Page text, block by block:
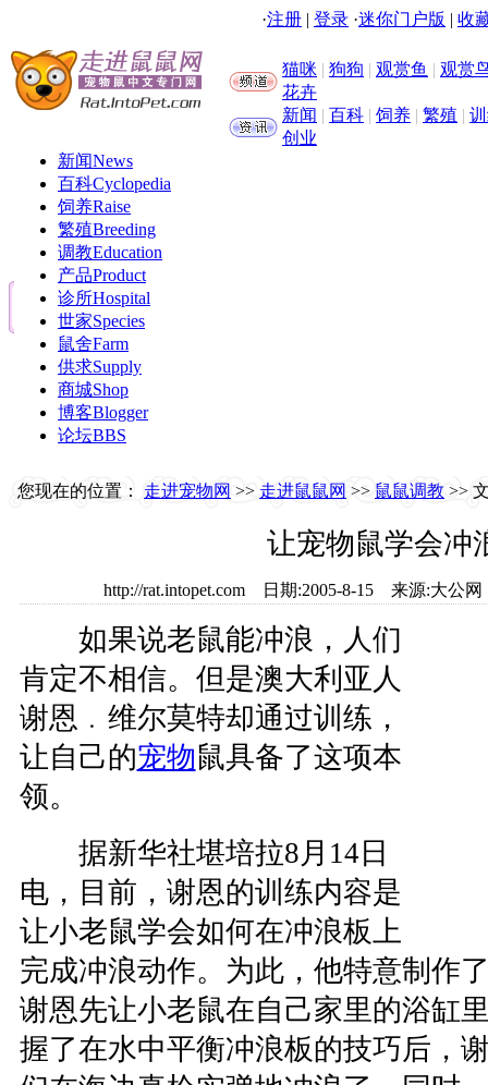
·注册 | 登录 ·迷你门户版 | 收
猫咪 | 狗狗 | 观赏鱼 | 观赏
花卉
新闻 | 百科 | 饲养 | 繁殖 |
创业
新闻News
百科Cyclopedia
饲养Raise
繁殖Breeding
调教Education
产品Product
诊所Hospital
世家Species
鼠舍Farm
供求Supply
商城Shop
博客Blogger
论坛BBS
您现在的位置： 走进宠物网 >> 走进鼠鼠网 >> 鼠鼠调教 >>
让宠物鼠学会冲
http://rat.intopet.com 日期:2005-8-15 来源:大
如果说老鼠能冲浪，人们
肯定不相信。但是澳大利亚人
谢恩﹒维尔莫特却通过训练，
让自己的宠物鼠具备了这项本
领。
据新华社堪培拉8月14日
电，目前，谢恩的训练内容是
让小老鼠学会如何在冲浪板上
完成冲浪动作。为此，他特意制作
谢恩先让小老鼠在自己家里的浴缸
握了在水中平衡冲浪板的技巧后，